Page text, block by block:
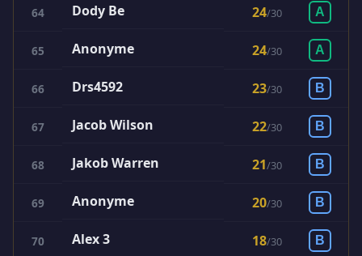
64 Dody Be 24/30 A
65 Anonyme 24/30 A
66 Drs4592 23/30 B
67 Jacob Wilson 22/30 B
68 Jakob Warren 21/30 B
69 Anonyme 20/30 B
70 Alex 3 18/30 B